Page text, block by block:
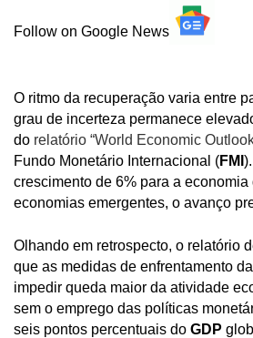
Follow on Google News
O ritmo da recuperação varia entre
grau de incerteza permanece
do relatório “World Economic
Fundo Monetário Internacional (FMI
crescimento de 6% para a
economias emergentes, o avanço
Olhando em retrospecto, o relatório
que as medidas de enfrentamento
impedir queda maior da atividade
sem o emprego das políticas
seis pontos percentuais do GDP